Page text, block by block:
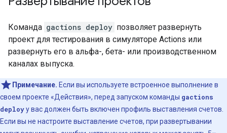
Команда gactions deploy позволяет развернуть
проект для тестирования в симуляторе Actions или
развернуть его в альфа-, бета- или производственном
каналах выпуска.
Примечание. Если вы используете встроенное выполнение в
своем проекте «Действия», перед запуском команды gactions
deployу вас должен быть включен профиль выставления счетов.
Если вы не настроите выставление счетов, при развертывании